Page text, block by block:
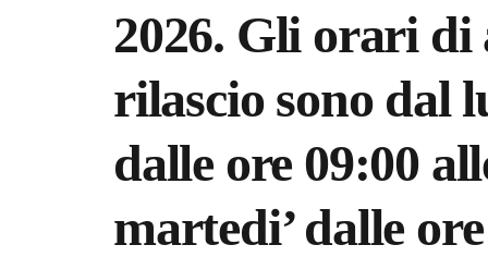
2026. Gli orari
rilascio sono dal
dalle ore 09:00
martedi’ dalle